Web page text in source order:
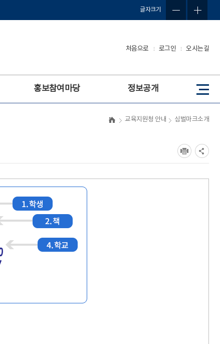
글자크기
처음으로 로그인 오시는길
사
이
트
홍보참여마당 정보공개
교육지원청 안내 심벌마크소개